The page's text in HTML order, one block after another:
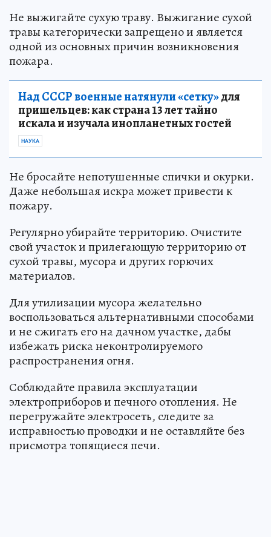
Не выжигайте сухую траву. Выжигание сухой
травы категорически запрещено и является
одной из основных причин возникновения
пожара.
Над СССР военные натянули «сетку»для
пришельцев: как страна 13 лет тайно
искала и изучала инопланетных гостей
НАУКА
Не бросайте непотушенные спички и окурки.
Даже небольшая искра может привести к
пожару.
Регулярно убирайте территорию. Очистите
свой участок и прилегающую территорию от
сухой травы, мусора и других горючих
материалов.
Для утилизации мусора желательно
воспользоваться альтернативными способами
и не сжигать его на дачном участке, дабы
избежать риска неконтролируемого
распространения огня.
Соблюдайте правила эксплуатации
электроприборов и печного отопления. Не
перегружайте электросеть, следите за
исправностью проводки и не оставляйте без
присмотра топящиеся печи.